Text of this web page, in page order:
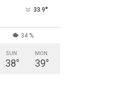
33.9°
34 %
SUN
38°
MON
39°